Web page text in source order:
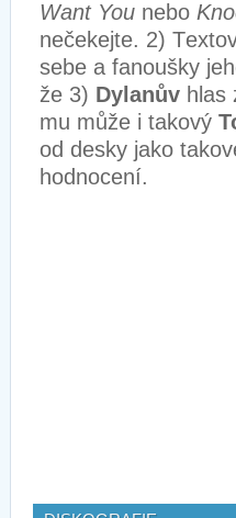
Want You nebo
nečekejte. 2) T
sebe a fanoušky
že 3) Dylanův hlas
mu může i takový
od desky jako
hodnocení.